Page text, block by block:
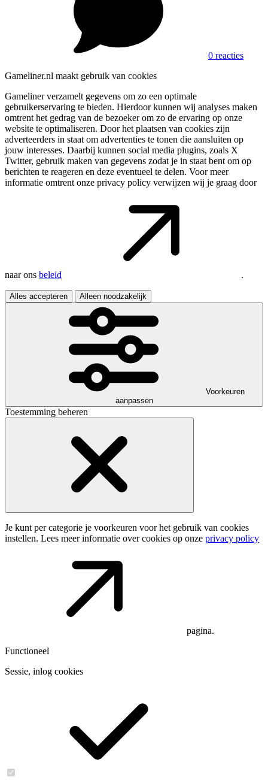
0 reacties
Gameliner.nl maakt gebruik van cookies
Gameliner verzamelt gegevens om zo een optimale
gebruikerservaring te bieden. Hierdoor kunnen wij analyses maken
omtrent het gedrag van de bezoeker om zo de ervaring op onze
website te optimaliseren. Door het plaatsen van cookies zijn
adverteerders in staat om advertenties te tonen die aansluiten op
jouw interesses. Daarbij kunnen social media plugins, zoals X
Twitter, gebruik maken van gegevens zodat je in staat bent om op
berichten te reageren en deze eventueel te delen. Voor meer
informatie omtrent onze privacy policy verwijzen wij je graag door
naar ons beleid .
Alles accepteren Alleen noodzakelijk
Voorkeuren
aanpassen
Toestemming beheren
Je kunt per categorie je voorkeuren voor het gebruik van cookies
instellen. Lees meer informatie over cookies op onze privacy policy
pagina.
Functioneel
Sessie, inlog cookies